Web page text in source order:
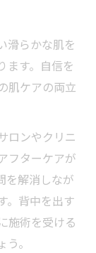
滑らかな肌を
ます。自信を
肌ケアの両立
ロンやクリニ
フターケアが
を解消しなが
。背中を出す
施術を受ける
。